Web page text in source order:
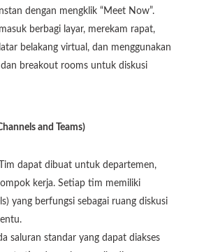
dengan mengklik “Meet Now”.
berbagi layar, merekam rapat,
belakang virtual, dan menggunakan
breakout rooms untuk diskusi
and Teams)
dapat dibuat untuk departemen,
kerja. Setiap tim memiliki
yang berfungsi sebagai ruang diskusi
saluran standar yang dapat diakses